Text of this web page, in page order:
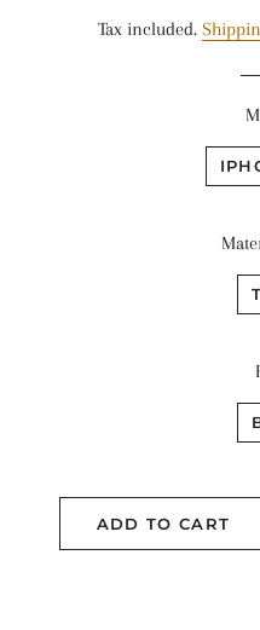
Tax included.
ADD TO CART